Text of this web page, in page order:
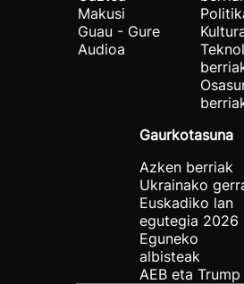
Makusi
Guau - Gure
Audioa
Gaurkotasuna
Azken berriak
Ukrainako
Euskadiko lan
egutegia 2026
Eguneko
albisteak
AEB eta Trump